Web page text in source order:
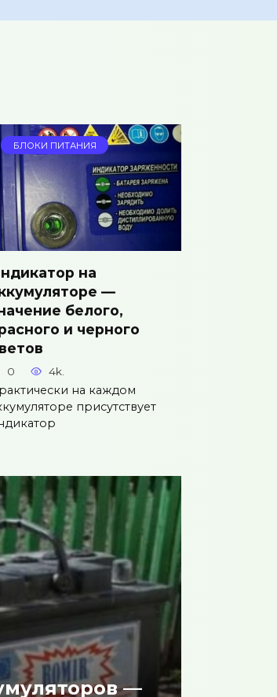
БЛОКИ ПИТАНИЯ
на
—
белого,
и черного
0 4k.
на каждом
присутствует
—